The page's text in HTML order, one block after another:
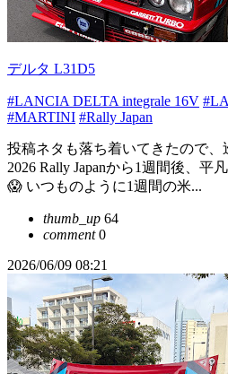
デルタ L31D5
#LANCIA DELTA integrale 16V
#MARTINI #Rally Japan
投稿ネタも落ち着いてきたので
2026 Rally Japanから1週間後、平
😱 いつものように1週間の米...
thumb_up 64
comment0
2026/06/09 08:21